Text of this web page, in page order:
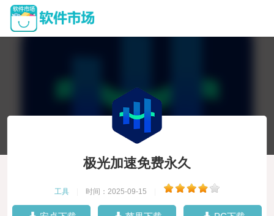
极光加速免费永久
工具 时间：2025-09-15